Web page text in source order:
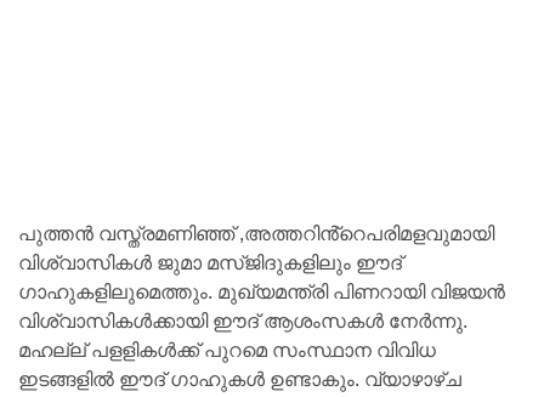
പുത്തൻ വസ്ത്രമണിഞ്ഞ് ,അത്തറിൻ്റെപരിമളവുമായി
വിശ്വാസികൾ ജുമാ മസ്ജിദുകളിലും ഈദ്
ഗാഹുകളിലുമെത്തും. മുഖ്യമന്ത്രി പിണറായി വിജയൻ
വിശ്വാസികൾക്കായി ഈദ് ആശംസകൾ നേർന്നു.
മഹല്ല് പളളികൾക്ക് പുറമെ സംസ്ഥാന വിവിധ
ഇടങ്ങളിൽ ഈദ് ഗാഹുകൾ ഉണ്ടാകും. വ്യാഴാഴ്ച